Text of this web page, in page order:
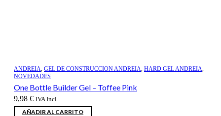
ANDREIA, GEL DE CONSTRUCCION ANDREIA, HARD GEL ANDREIA,
NOVEDADES
One Bottle Builder Gel – Toffee Pink
9,98 € IVA Incl.
AÑADIR AL CARRITO